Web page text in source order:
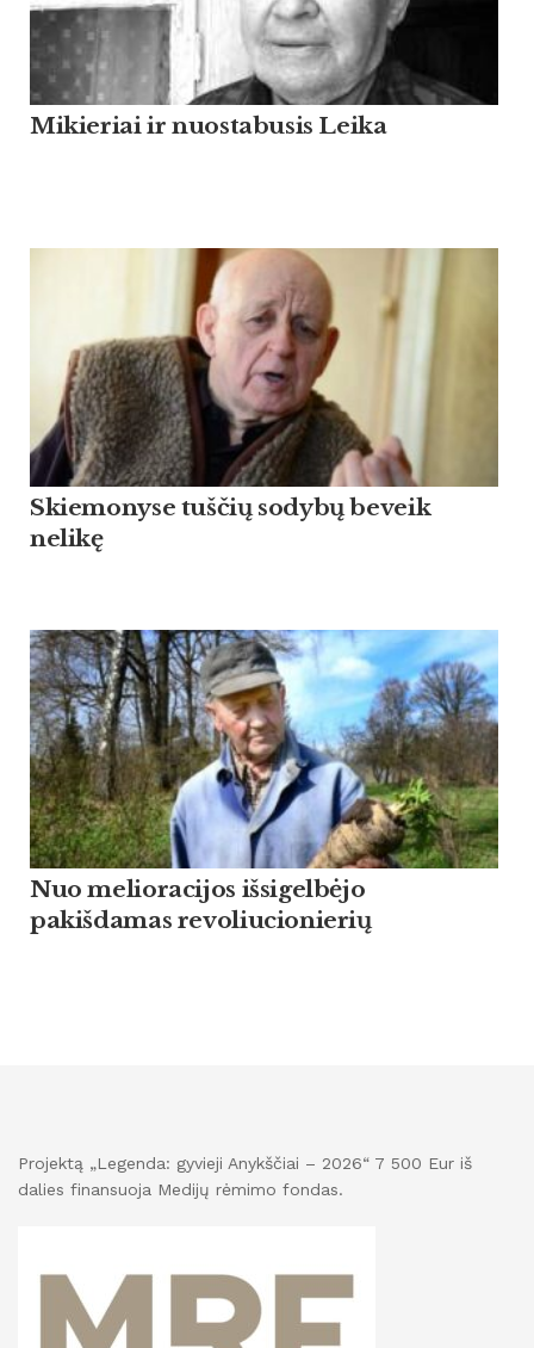
Mikieriai ir nuostabusis Leika
Skiemonyse tuščių sodybų beveik
nelikę
Nuo melioracijos išsigelbėjo
pakišdamas revoliucionierių
Projektą „Legenda: gyvieji Anykščiai – 2026“ 7 500 Eur iš
dalies finansuoja Medijų rėmimo fondas.